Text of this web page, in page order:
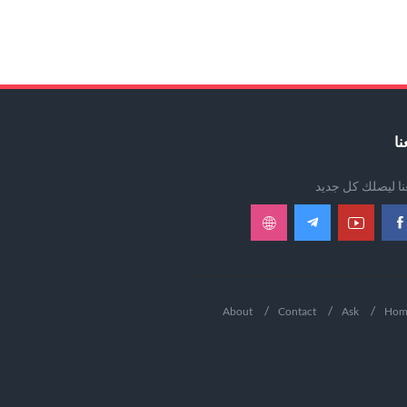
ليصلك كل جديد
Ask
Contact
About